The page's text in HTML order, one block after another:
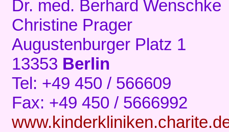
Dr. med. Berhard Wenschke
Christine Prager
Augustenburger Platz 1
13353 Berlin
Tel: +49 450 / 566609
Fax: +49 450 / 5666992